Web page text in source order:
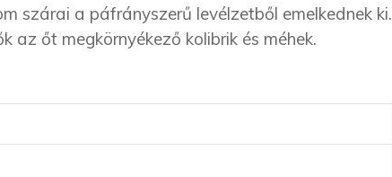
szárai a páfrányszerű levélzetből emelkednek ki.
az őt megkörnyékező kolibrik és méhek.